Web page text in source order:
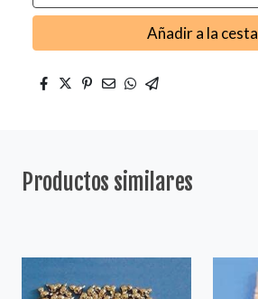
Añadir a la cesta
Productos similares